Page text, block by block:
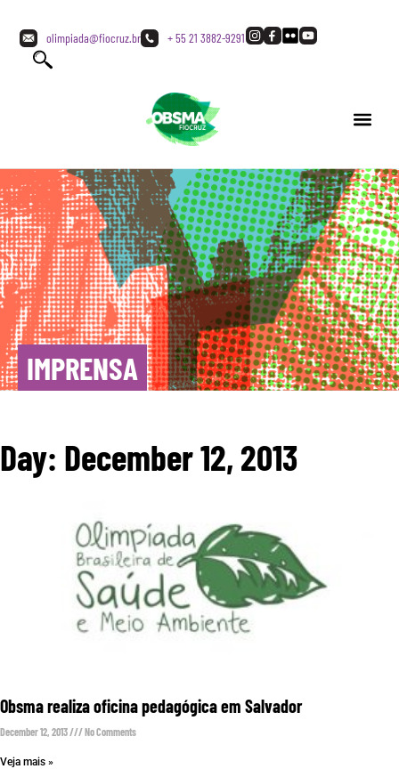
olimpiada@fiocruz.br + 55 21 3882-9291
IMPRENSA
Day: December 12, 2013
Obsma realiza oficina pedagógica em Salvador
December 12, 2013 No Comments
Veja mais »